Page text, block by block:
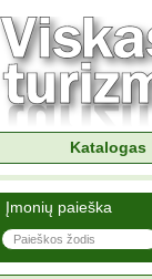
Katalogas
Įmonių paieška